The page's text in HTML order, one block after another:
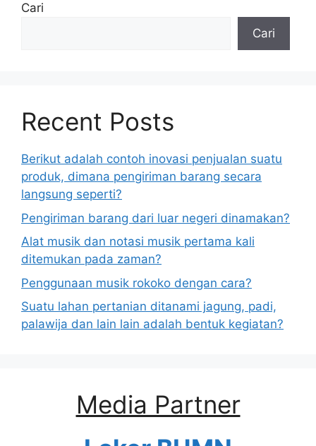
Cari
Cari
Recent Posts
Berikut adalah contoh inovasi penjualan suatu
produk, dimana pengiriman barang secara
langsung seperti?
Pengiriman barang dari luar negeri dinamakan?
Alat musik dan notasi musik pertama kali
ditemukan pada zaman?
Penggunaan musik rokoko dengan cara?
Suatu lahan pertanian ditanami jagung, padi,
palawija dan lain lain adalah bentuk kegiatan?
Media Partner